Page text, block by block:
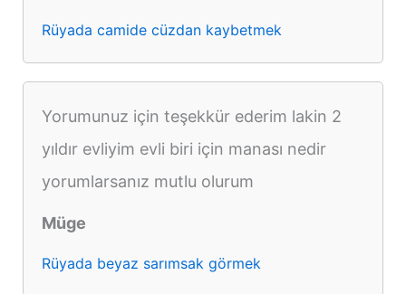
Rüyada camide cüzdan kaybetmek
Yorumunuz için teşekkür ederim lakin 2
yıldır evliyim evli biri için manası nedir
yorumlarsanız mutlu olurum
Müge
Rüyada beyaz sarımsak görmek